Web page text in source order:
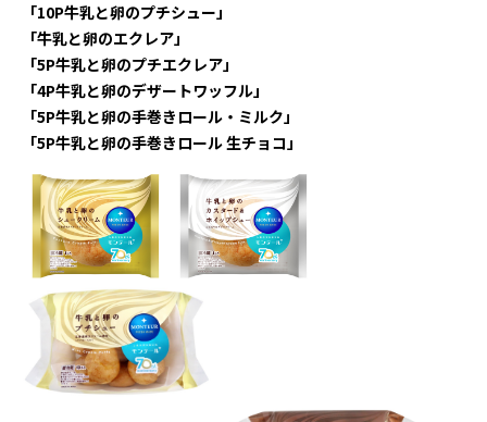
「10P牛乳と卵のプチシュー」
「牛乳と卵のエクレア」
「5P牛乳と卵のプチエクレア」
「4P牛乳と卵のデザートワッフル」
「5P牛乳と卵の手巻きロール・ミルク」
「5P牛乳と卵の手巻きロール 生チョコ」